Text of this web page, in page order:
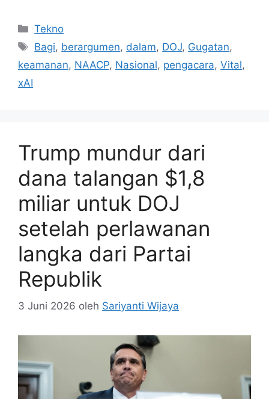
Kategori
Tekno
Tag
Bagi, berargumen, dalam, DOJ, Gugatan,
keamanan, NAACP, Nasional, pengacara, Vital,
xAI
Trump mundur dari
dana talangan $1,8
miliar untuk DOJ
setelah perlawanan
langka dari Partai
Republik
3 Juni 2026 oleh Sariyanti Wijaya